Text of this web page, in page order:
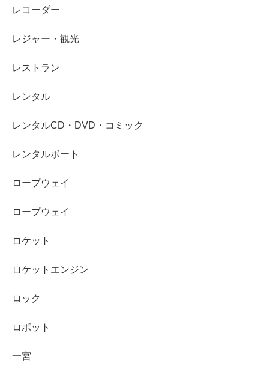
レコーダー
レジャー・観光
レストラン
レンタル
レンタルCD・DVD・コミック
レンタルボート
ロープウェイ
ロープウェイ
ロケット
ロケットエンジン
ロック
ロボット
一宮